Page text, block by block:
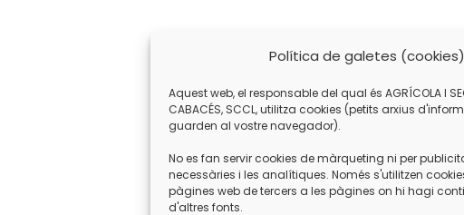
Política de galetes (cookies)
Aquest web, el responsable del qual és AGRÍCOLA I
CABACÉS, SCCL, utilitza cookies (petits arxius
guarden al vostre navegador).
No es fan servir cookies de màrqueting ni per
necessàries i les analítiques. Només s'utilitzen
pàgines web de tercers a les pàgines on hi hagi
d'altres fonts.